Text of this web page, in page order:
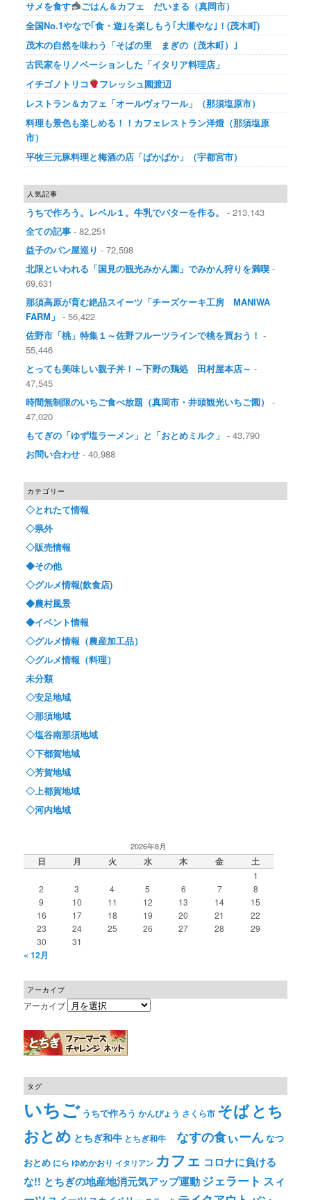
サメを食す
ごはん＆カフェ だいまる（真岡市）
全国No.1やなで｢食・遊｣を楽しもう｢大瀬やな｣！(茂木町)
茂木の自然を味わう「そばの里 まぎの（茂木町）｣
古民家をリノベーションした「イタリア料理店」
イチゴノトリコ
フレッシュ園渡辺
レストラン＆カフェ「オールヴォワール」（那須塩原市）
料理も景色も楽しめる！！カフェレストラン洋燈（那須塩原
市）
平牧三元豚料理と梅酒の店「ぱかぱか」（宇都宮市）
人気記事
うちで作ろう。レベル１。牛乳でバターを作る。
- 213,143
全ての記事 - 82,251
益子のパン屋巡り - 72,598
北限といわれる「国見の観光みかん園」でみかん狩りを満喫 -
69,631
那須高原が育む絶品スイーツ「チーズケーキ工房 MANIWA
FARM」 - 56,422
佐野市「桃」特集１～佐野フルーツラインで桃を買おう！ -
55,446
とっても美味しい親子丼！～下野の鶏処 田村屋本店～ -
47,545
時間無制限のいちご食べ放題（真岡市・井頭観光いちご園）
-
47,020
もてぎの「ゆず塩ラーメン」と「おとめミルク」 - 43,790
お問い合わせ - 40,988
カテゴリー
◇とれたて情報
◇県外
◇販売情報
◆その他
◇グルメ情報(飲食店)
◆農村風景
◆イベント情報
◇グルメ情報（農産加工品）
◇グルメ情報（料理）
未分類
◇安足地域
◇那須地域
◇塩谷南那須地域
◇下都賀地域
◇芳賀地域
◇上都賀地域
◇河内地域
2026年8月
日 月 火 水 木 金 土
1
2
3 4 5 6 7
8
9
10 11 12 13 14
15
16
17 18 19 20 21
22
23
24 25 26 27 28
29
30
31
« 12月
アーカイブ
アーカイブ
タグ
いちご うちで作ろう かんぴょう さくら市 そばとち
おとめ とちぎ和牛 とちぎ和牛 なすの食ぃーんなつ
おとめ にら ゆめかおり イタリアン カフェ コロナに負ける
な!! とちぎの地産地消元気アップ運動ジェラート スィ